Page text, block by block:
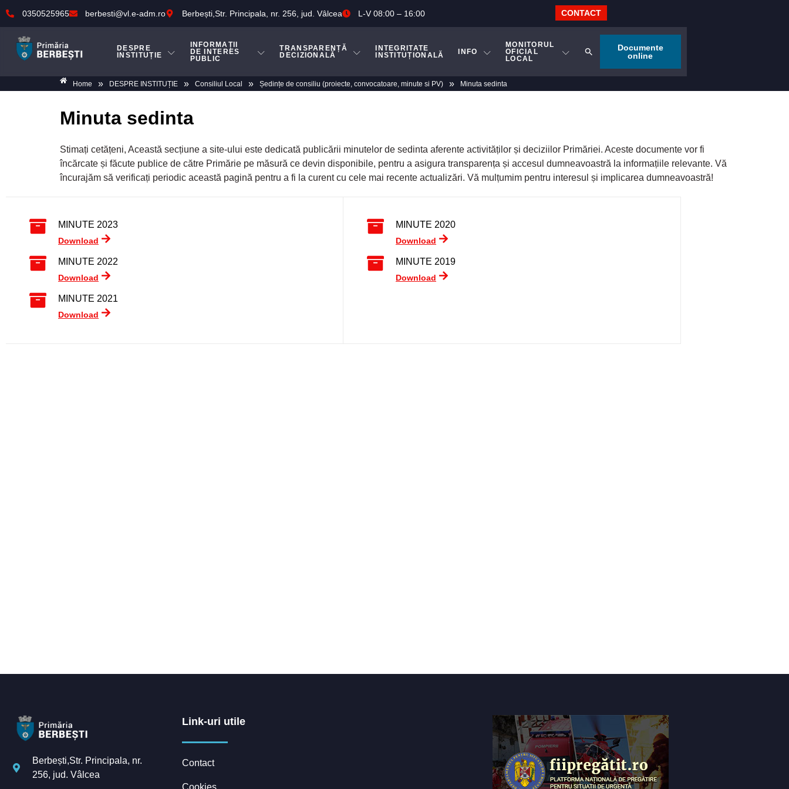
0350525965 berbesti@vl.e-adm.ro Berbești,Str. Principala, nr. 256, jud. Vâlcea L-V 08:00 – 16:00 CONTACT
DESPRE
INSTITUȚIE
INFORMAȚII
DE INTERES
PUBLIC
TRANSPARENȚĂ
DECIZIONALĂ
INTEGRITATE
INSTITUȚIONALĂ
INFO
MONITORUL
OFICIAL
LOCAL
Documente
online
Home » DESPRE INSTITUȚIE » Consiliul Local » Ședințe de consiliu (proiecte, convocatoare, minute si PV) » Minuta sedinta
Minuta sedinta
Stimați cetățeni, Această secțiune a site-ului este dedicată publicării minutelor de sedinta aferente activităților și deciziilor Primăriei. Aceste documente vor fi
încărcate și făcute publice de către Primărie pe măsură ce devin disponibile, pentru a asigura transparența și accesul dumneavoastră la informațiile relevante. Vă
încurajăm să verificați periodic această pagină pentru a fi la curent cu cele mai recente actualizări. Vă mulțumim pentru interesul și implicarea dumneavoastră!
MINUTE 2023
Download
MINUTE 2022
Download
MINUTE 2021
Download
MINUTE 2020
Download
MINUTE 2019
Download
Berbești,Str. Principala, nr.
256, jud. Vâlcea
Link-uri utile
Contact
Cookies